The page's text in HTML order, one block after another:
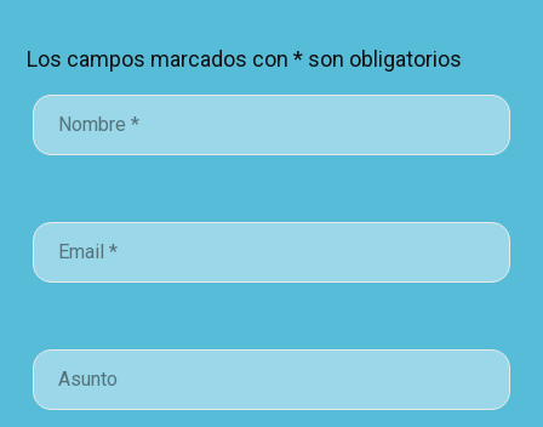
Los campos marcados con* son obligatorios